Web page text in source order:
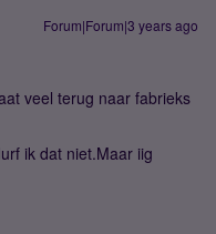
Forum|Forum|3 years ago
veel terug naar fabrieks
ik dat niet.Maar iig